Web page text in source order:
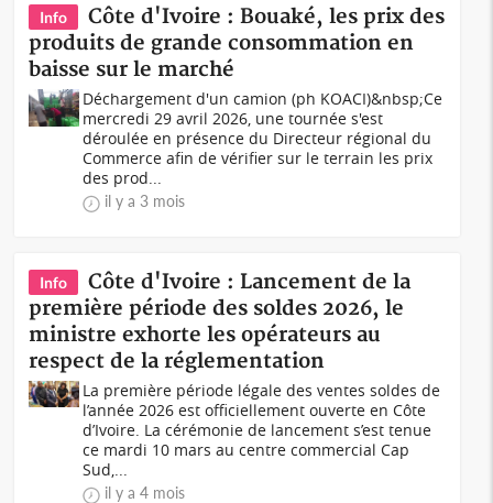
Info
Côte d'Ivoire : Bouaké, les prix des
produits de grande consommation en
baisse sur le marché
Déchargement d'un camion (ph KOACI)&nbsp;Ce
mercredi 29 avril 2026, une tournée s'est
déroulée en présence du Directeur régional du
Commerce afin de vérifier sur le terrain les prix
des prod...
il y a 3 mois
Info
Côte d'Ivoire : Lancement de la
première période des soldes 2026, le
ministre exhorte les opérateurs au
respect de la réglementation
La première période légale des ventes soldes de
l’année 2026 est officiellement ouverte en Côte
d’Ivoire. La cérémonie de lancement s’est tenue
ce mardi 10 mars au centre commercial Cap
Sud,...
il y a 4 mois